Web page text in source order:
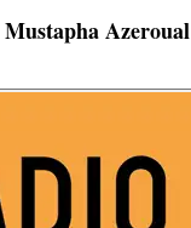
Mustapha Azeroual